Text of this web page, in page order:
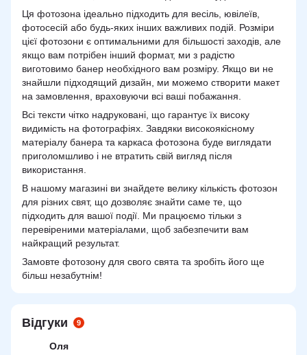
Ця фотозона ідеально підходить для весіль, ювілеїв,
фотосесій або будь-яких інших важливих подій. Розміри
цієї фотозони є оптимальними для більшості заходів, але
якщо вам потрібен інший формат, ми з радістю
виготовимо банер необхідного вам розміру. Якщо ви не
знайшли підходящий дизайн, ми можемо створити макет
на замовлення, враховуючи всі ваші побажання.
Всі тексти чітко надруковані, що гарантує їх високу
видимість на фотографіях. Завдяки високоякісному
матеріалу банера та каркаса фотозона буде виглядати
приголомшливо і не втратить свій вигляд після
використання.
В нашому магазині ви знайдете велику кількість фотозон
для різних свят, що дозволяє знайти саме те, що
підходить для вашої події. Ми працюємо тільки з
перевіреними матеріалами, щоб забезпечити вам
найкращий результат.
Замовте фотозону для свого свята та зробіть його ще
більш незабутнім!
Відгуки 9
Оля